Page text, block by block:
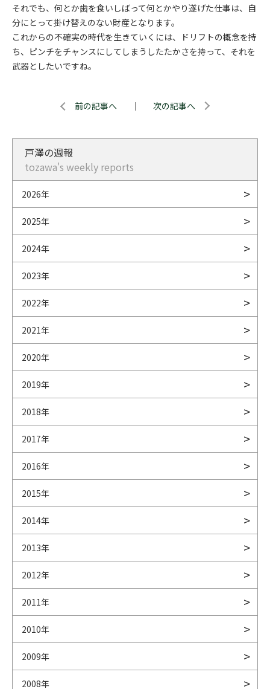
それでも、何とか歯を食いしばって何とかやり遂げた仕事は、自
分にとって掛け替えのない財産となります。
これからの不確実の時代を生きていくには、ドリフトの概念を持
ち、ピンチをチャンスにしてしまうしたたかさを持って、それを
武器としたいですね。
前の記事へ ｜ 次の記事へ
戸澤の週報
tozawa's weekly reports
2026年
2025年
2024年
2023年
2022年
2021年
2020年
2019年
2018年
2017年
2016年
2015年
2014年
2013年
2012年
2011年
2010年
2009年
2008年